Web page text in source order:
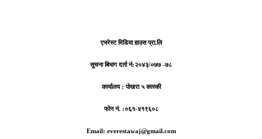
एभरेस्ट मिडिया हाउस प्रा.लि
सूचना बिभाग दर्ता नं:२०४३/०७७ -७८
कार्यालय :पोखरा ५ कास्की
फोन नं. :०६१-४१९६०८
Email: everestawaj@gmail.com